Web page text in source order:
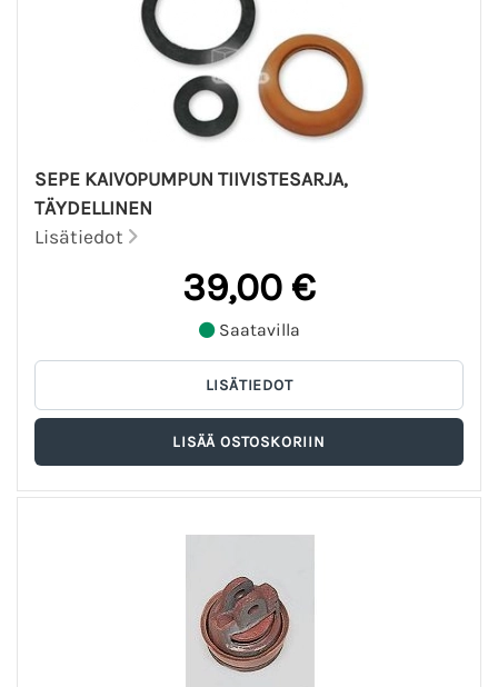
SEPE KAIVOPUMPUN TIIVISTESARJA,
TÄYDELLINEN
Lisätiedot
39,00 €
Saatavilla